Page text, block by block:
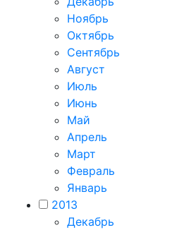
Ноябрь
Октябрь
Сентябрь
Август
Июль
Июнь
Май
Апрель
Март
Февраль
Январь
2013
Декабрь